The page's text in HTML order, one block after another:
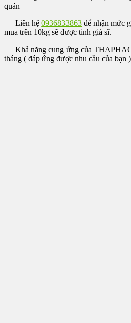
quản
Liên hệ0936833863 để nhận mức
mua trên 10kg sẽ được tinh giá sĩ.
Khả năng cung ứng của
tháng ( đáp ứng được nhu cầu của bạn )